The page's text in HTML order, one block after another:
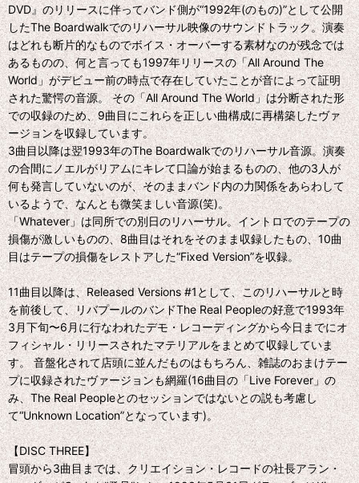
DVD』のリリースに伴ってバンド側が“1992年(のもの)”として公開
したThe Boardwalkでのリハーサル映像のサウンドトラック。演奏
はどれも断片的なものでボイス・オーバーする素材なのが残念では
あるものの、何と言っても1997年リリースの「All Around The
World」がデビュー前の時点で存在していたことが音によって証明
された驚愕の音源。 その「All Around The World」は分断された形
での収録のため、9曲目にこれらを正しい曲構成に再構築したヴァ
ージョンを収録しています。
3曲目以降は翌1993年のThe Boardwalkでのリハーサル音源。演奏
の合間にノエルがリアムにキレて口論が始まるものの、他の3人が
何も発言していないのが、そのままバンド内の力関係をあらわして
いるようで、なんとも微笑ましい音源(笑)。
「Whatever」は同所での別日のリハーサル。イントロでのテープの
損傷が激しいものの、8曲目はそれをそのまま収録したもの、10曲
目はテープの損傷をレストアした“Fixed Version”を収録。
11曲目以降は、Released Versions #1として、このリハーサルと時
を前後して、リバプールのバンドThe Real Peopleの好意で1993年
3月下旬〜6月に行なわれたデモ・レコーディングから今日までにオ
フィシャル・リリースされたマテリアルをまとめて収録していま
す。 音盤化されて店頭に並んだものはもちろん、雑誌のおまけテー
プに収録されたヴァージョンも網羅(16曲目の「Live Forever」の
み、The Real Peopleとのセッションではないとの説も考慮し
て“Unknown Location”となっています)。
【DISC THREE】
冒頭から3曲目までは、クリエイション・レコードの社長アラン・